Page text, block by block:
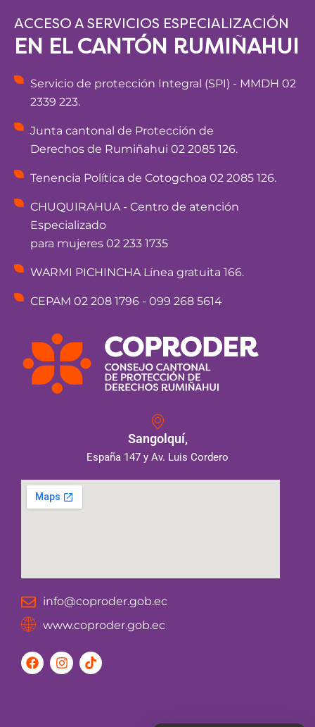
ACCESO A SERVICIOS ESPECIALIZACIÓN
EN EL CANTÓN RUMIÑAHUI
Servicio de protección Integral (SPI) - MMDH 02
2339 223.
Junta cantonal de Protección de
Derechos de Rumiñahui 02 2085 126.
Tenencia Política de Cotogchoa 02 2085 126.
CHUQUIRAHUA - Centro de atención
Especializado
para mujeres 02 233 1735
WARMI PICHINCHA Línea gratuita 166.
CEPAM 02 208 1796 - 099 268 5614
Sangolquí,
España 147 y Av. Luis Cordero
info@coproder.gob.ec
www.coproder.gob.ec
F
a
I
n
T
i